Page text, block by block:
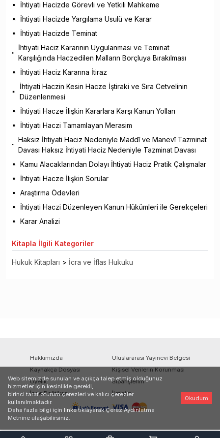
İhtiyati Hacizde Görevli ve Yetkili Mahkeme
İhtiyati Hacizde Yargılama Usulü ve Karar
İhtiyati Hacizde Teminat
İhtiyati Haciz Kararının Uygulanması ve Teminat
Karşılığında Haczedilen Malların Borçluya Bırakılması
İhtiyati Haciz Kararına İtiraz
İhtiyati Haczin Kesin Hacze İştiraki ve Sıra Cetvelinin
Düzenlenmesi
İhtiyati Hacze İlişkin Kararlara Karşı Kanun Yolları
İhtiyati Haczi Tamamlayan Merasim
Haksız İhtiyati Haciz Nedeniyle Maddî ve Manevî Tazminat
Davası Haksız İhtiyati Haciz Nedeniyle Tazminat Davası
Kamu Alacaklarından Dolayı İhtiyati Haciz Pratik Çalışmalar
İhtiyati Hacze İlişkin Sorular
Araştırma Ödevleri
İhtiyati Haczi Düzenleyen Kanun Hükümleri ile Gerekçeleri
Karar Analizi
Kitapla İlgili Kategoriler
Hukuk Kitapları > İcra ve İflas Hukuku
Hakkımızda
Uluslararası Yayınevi Belgesi
Kaynakça Dosyası
Kişisel Verilerin Korunması
Üyelik
Siparişlerim
İade Politikası
İletişim
Web sitemizde sunulan ve açıkça talep etmiş olduğunuz
hizmetler için kesinlikle gerekli,
birinci taraf oturum çerezleri ve kalıcı çerezler
kullanılmaktadır.
Daha fazla bilgi için linke tıklayarak Çerez Aydınlatma
Metnine ulaşabilirsiniz.
Okudum